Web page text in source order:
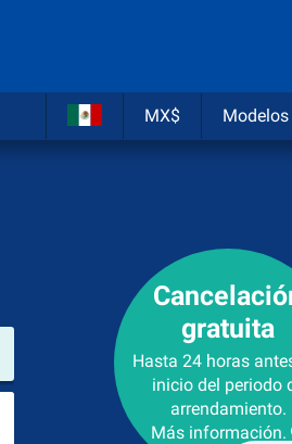
MX$
lugar de arrendamiento
Lugar de devolución
gratuita
Hasta 24 horas
inicio del periodo
arrendamiento.
Más información.